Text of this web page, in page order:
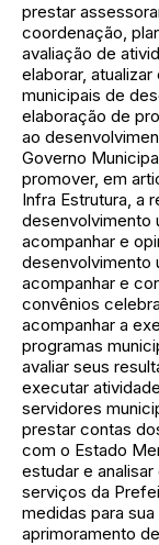
prestar
coordenação,
avaliação de
elaborar,
municipais de
elaboração de
ao
Governo
promover, em
Infra Estrutura, a
desenvolvimento
acompanhar e
desenvolvimento
acompanhar e
convênios
acompanhar a
programas
avaliar seus
executar
servidores
prestar contas
com o Estado
estudar e
serviços da
medidas para
aprimoramento